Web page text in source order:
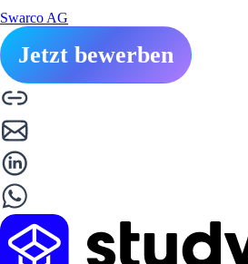
Swarco AG
Jetzt bewerben